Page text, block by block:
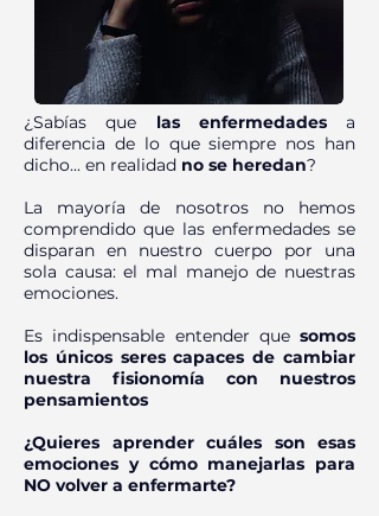
¿Sabías que las enfermedadesa
diferencia de lo que siempre nos han
dicho... en realidad no se heredan?
La mayoría de nosotros no hemos
comprendido que las enfermedades se
disparan en nuestro cuerpo por una
sola causa: el mal manejo de nuestras
emociones.
Es indispensable entender que somos
los únicos seres capaces de cambiar
nuestra fisionomía con nuestros
pensamientos
¿Quieres aprender cuáles son esas
emociones y cómo manejarlas para
NO volver a enfermarte?